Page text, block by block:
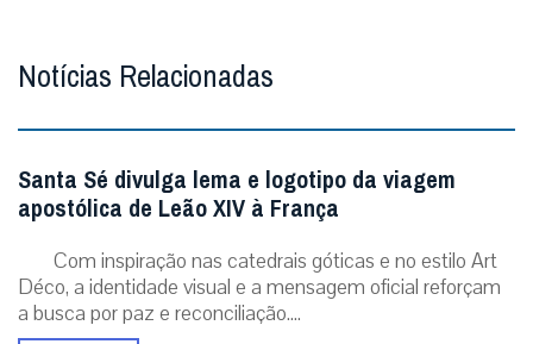
Notícias Relacionadas
Santa Sé divulga lema e logotipo da viagem
apostólica de Leão XIV à França
Com inspiração nas catedrais góticas e no estilo Art
Déco, a identidade visual e a mensagem oficial reforçam
a busca por paz e reconciliação....